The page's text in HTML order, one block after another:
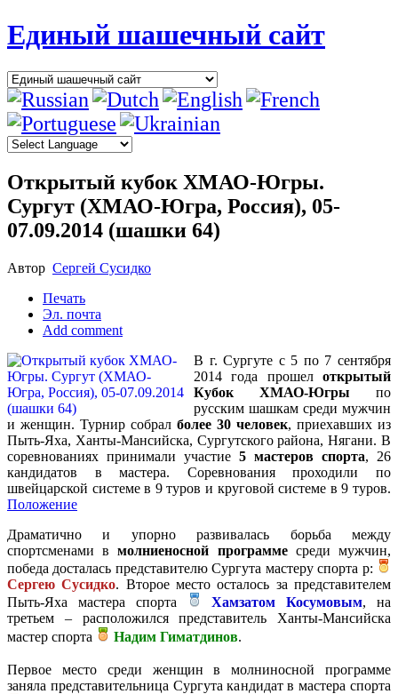
Единый шашечный сайт
Открытый кубок ХМАО-Югры.
Сургут (ХМАО-Югра, Россия), 05-
07.09.2014 (шашки 64)
Автор Сергей Сусидко
Печать
Эл. почта
Add comment
В г. Сургуте с 5 по 7 сентября
2014 года прошел открытый
Кубок ХМАО-Югры по
русским шашкам среди мужчин
и женщин. Турнир собрал более 30 человек, приехавших из
Пыть-Яха, Ханты-Мансийска, Сургутского района, Нягани. В
соревнованиях принимали участие 5 мастеров спорта, 26
кандидатов в мастера. Соревнования проходили по
швейцарской системе в 9 туров и круговой системе в 9 туров.
Положение
Драматично и упорно развивалась борьба между
спортсменами вмолниеносной программесреди мужчин,
победа досталась представителю Сургута мастеру спорта р:
Сергею Сусидко. Второе место осталось за представителем
Пыть-Яха мастера спорта
Хамзатом Косумовым, на
третьем – расположился представитель Ханты-Мансийска
мастер спорта
Надим Гиматдинов.
Первое место среди женщин в молниносной программе
заняла представительница Сургута кандидат в мастера спорта